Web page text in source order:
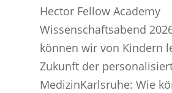
Hector Fellow Academy
Wissenschaftsabend
können wir von Kindern
Zukunft der
MedizinKarlsruhe​: Wie